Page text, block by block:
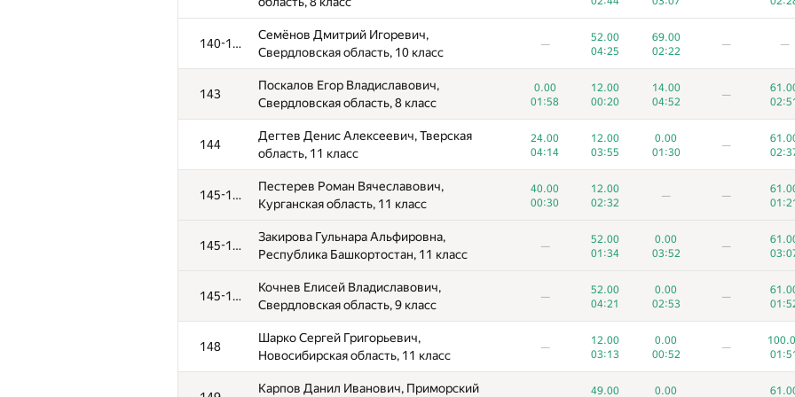
140-142
Семёнов Дмитрий Игоревич,
Свердловская область, 10 класс
—
52.00
04:25
69.00
02:22
— —
143
Поскалов Егор Владиславович,
Свердловская область, 8 класс
0.00
01:58
12.00
00:20
14.00
04:52
—
144
Дегтев Денис Алексеевич, Тверская
область, 11 класс
24.00
04:14
12.00
03:55
0.00
01:30
—
145-147
Пестерев Роман Вячеславович,
Курганская область, 11 класс
40.00
00:30
12.00
02:32
— —
145-147
Закирова Гульнара Альфировна,
Республика Башкортостан, 11 класс
—
52.00
01:34
0.00
03:52
—
145-147
Кочнев Елисей Владиславович,
Свердловская область, 9 класс
—
52.00
04:21
0.00
02:53
—
148
Шарко Сергей Григорьевич,
Новосибирская область, 11 класс
—
12.00
03:13
0.00
00:52
—
Карпов Данил Иванович, Приморский 49.00 0.00
11 класс
105-108
Шебанин Федор Александрович,
Свердловская область, 9 класс
0.00
12.00
69.00
61.00
Коршиков Егор Андреевич, Самарская
область, 10 класс
—
12.00
69.00
Анашкин Илья Александрович,
Красноярский край, 11 класс
24.00
49.00
69.00
0.00
109
Бардин Петр Алексеевич, Московская
область, 11 класс
24.00
72.00
0.00
110-113
Хохолева Светлана Владимировна,
Свердловская область, 11 класс
18.00
0.00
50.00
8.00
110-113
Чичаев Иван Александрович,
Оренбургская область, 9 класс
24.00
52.00
0.00
Архипова Анна Константиновна,
Свердловская область, 11 класс
24.00
52.00
—